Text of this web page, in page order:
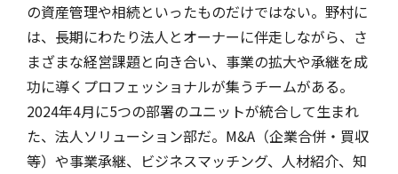
の資産管理や相続といったものだけではない。野村に
は、長期にわたり法人とオーナーに伴走しながら、さ
まざまな経営課題と向き合い、事業の拡大や承継を成
功に導くプロフェッショナルが集うチームがある。
2024年4月に5つの部署のユニットが統合して生まれ
た、法人ソリューション部だ。M&A（企業合併・買収
等）や事業承継、ビジネスマッチング、人材紹介、知